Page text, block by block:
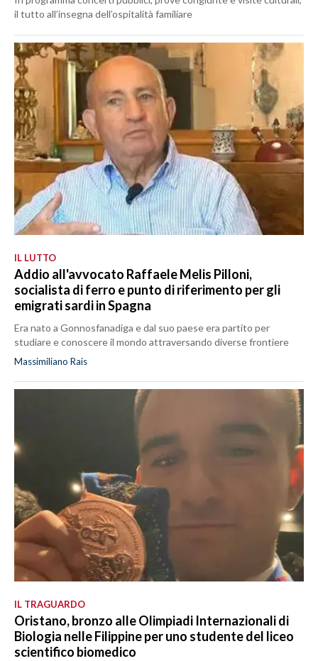
il tutto all’insegna dell’ospitalità familiare
IL LUTTO
Addio all'avvocato Raffaele Melis Pilloni,
socialista di ferro e punto di riferimento per gli
emigrati sardi in Spagna
Era nato a Gonnosfanadiga e dal suo paese era partito per
studiare e conoscere il mondo attraversando diverse frontiere
Massimiliano Rais
IL TRAGUARDO
Oristano, bronzo alle Olimpiadi Internazionali di
Biologia nelle Filippine per uno studente del liceo
scientifico biomedico